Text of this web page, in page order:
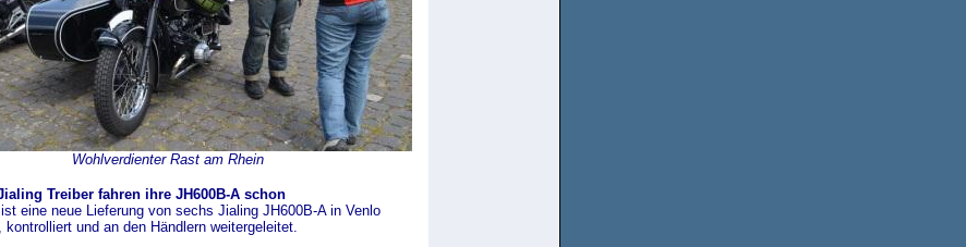
Wohlverdienter Rast am Rhein
Treiber fahren ihre JH600B-A schon
eine neue Lieferung von sechs Jialing JH600B-A in Venlo
kontrolliert und an den Händlern weitergeleitet.